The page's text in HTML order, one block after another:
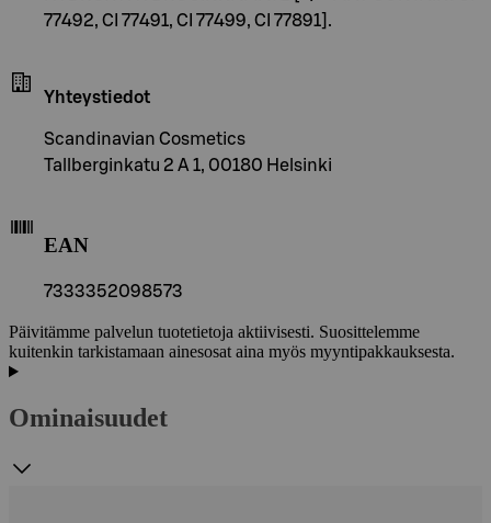
77492, CI 77491, CI 77499, CI 77891].
Yhteystiedot
Scandinavian Cosmetics
Tallberginkatu 2 A 1, 00180 Helsinki
EAN
7333352098573
Päivitämme palvelun tuotetietoja aktiivisesti. Suosittelemme
kuitenkin tarkistamaan ainesosat aina myös myyntipakkauksesta.
Ominaisuudet